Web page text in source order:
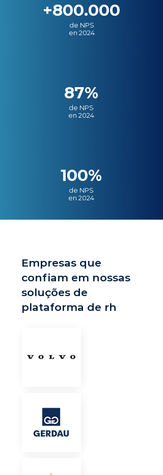
+800.000
de NPS
en 2024
87%
de NPS
en 2024
100%
de NPS
en 2024
Empresas que
confiam em nossas
soluções de
plataforma de rh